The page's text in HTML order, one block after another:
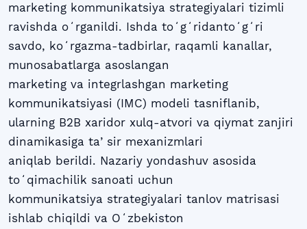
marketing kommunikatsiya strategiyalari tizimli
ravishda oʻrganildi. Ishda toʻgʻridantoʻgʻri
savdo, koʻrgazma-tadbirlar, raqamli kanallar,
munosabatlarga asoslangan
marketing va integrlashgan marketing
kommunikatsiyasi (IMC) modeli tasniflanib,
ularning B2B xaridor xulq-atvori va qiymat zanjiri
dinamikasiga taʼsir mexanizmlari
aniqlab berildi. Nazariy yondashuv asosida
toʻqimachilik sanoati uchun
kommunikatsiya strategiyalari tanlov matrisasi
ishlab chiqildi va Oʻzbekiston